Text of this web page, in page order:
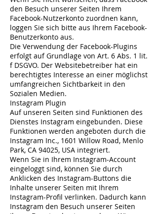
den Besuch unserer Seiten Ihrem
Facebook-Nutzerkonto zuordnen kann,
loggen Sie sich bitte aus Ihrem Facebook-
Benutzerkonto aus.
Die Verwendung der Facebook-Plugins
erfolgt auf Grundlage von Art. 6 Abs. 1 lit.
f DSGVO. Der Websitebetreiber hat ein
berechtigtes Interesse an einer möglichst
umfangreichen Sichtbarkeit in den
Sozialen Medien.
Instagram Plugin
Auf unseren Seiten sind Funktionen des
Dienstes Instagram eingebunden. Diese
Funktionen werden angeboten durch die
Instagram Inc., 1601 Willow Road, Menlo
Park, CA 94025, USA integriert.
Wenn Sie in Ihrem Instagram-Account
eingeloggt sind, können Sie durch
Anklicken des Instagram-Buttons die
Inhalte unserer Seiten mit Ihrem
Instagram-Profil verlinken. Dadurch kann
Instagram den Besuch unserer Seiten